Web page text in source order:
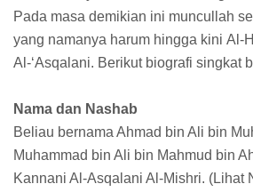
Pada masa demikian ini muncullah
yang namanya harum hingga kini Al-
Al-‘Asqalani. Berikut biografi singkat
Nama dan Nashab
Beliau bernama Ahmad bin Ali bin
Muhammad bin Ali bin Mahmud bin
Kannani Al-Asqalani Al-Mishri. (Lihat